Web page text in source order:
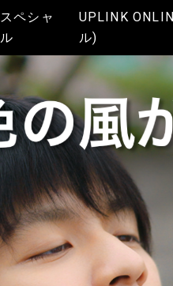
スペシャ
ル
UPLINK
ル)